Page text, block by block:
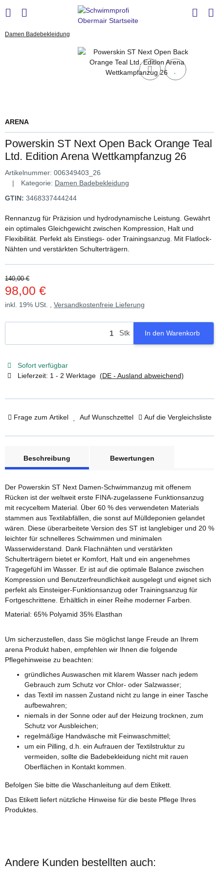
Damen Badebekleidung
ARENA
Powerskin ST Next Open Back Orange Teal
Ltd. Edition Arena Wettkampfanzug 26
Artikelnummer: 006349403_26
Kategorie: Damen Badebekleidung
GTIN: 3468337444244
Rennanzug für Präzision und hydrodynamische Leistung. Gewährt
ein optimales Gleichgewicht zwischen Kompression, Halt und
Flexibilität. Perfekt als Einstiegs- oder Trainingsanzug. Mit Flatlock-
Nähten und verstärkten Schulterträgern.
140,00 €
98,00 €
inkl. 19% USt. , Versandkostenfreie Lieferung
Stk In den Warenkorb
Sofort verfügbar
Lieferzeit: 1 - 2 Werktage (DE - Ausland abweichend)
Frage zum Artikel Auf Wunschzettel Auf die Vergleichsliste
Beschreibung
Bewertungen
Der Powerskin ST Next Damen-Schwimmanzug mit offenem
Rücken ist der weltweit erste FINA-zugelassene Funktionsanzug
mit recyceltem Material. Über 60 % des verwendeten Materials
stammen aus Textilabfällen, die sonst auf Mülldeponien gelandet
wären. Diese überarbeitete Version des ST ist langlebiger und 20 %
leichter für schnelleres Schwimmen und minimalen
Wasserwiderstand. Dank Flachnähten und verstärkten
Schulterträgern bietet er Komfort, Halt und ein angenehmes
Tragegefühl im Wasser. Er ist auf die optimale Balance zwischen
Kompression und Benutzerfreundlichkeit ausgelegt und eignet sich
perfekt als Einsteiger-Funktionsanzug oder Trainingsanzug für
Fortgeschrittene. Erhältlich in einer Reihe moderner Farben.
Material: 65% Polyamid 35% Elasthan
Um sicherzustellen, dass Sie möglichst lange Freude an Ihrem
arena Produkt haben, empfehlen wir Ihnen die folgende
Pflegehinweise zu beachten:
gründliches Auswaschen mit klarem Wasser nach jedem
Gebrauch zum Schutz vor Chlor- oder Salzwasser;
das Textil im nassen Zustand nicht zu lange in einer Tasche
aufbewahren;
niemals in der Sonne oder auf der Heizung trocknen, zum
Schutz vor Ausbleichen;
regelmäßige Handwäsche mit Feinwaschmittel;
um ein Pilling, d.h. ein Aufrauen der Textilstruktur zu
vermeiden, sollte die Badebekleidung nicht mit rauen
Oberflächen in Kontakt kommen.
Befolgen Sie bitte die Waschanleitung auf dem Etikett.
Das Etikett liefert nützliche Hinweise für die beste Pflege Ihres
Produktes.
Andere Kunden bestellten auch: